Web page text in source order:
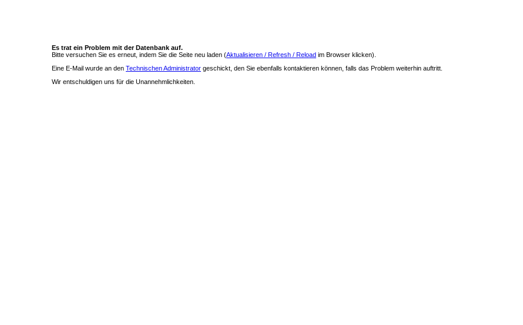
Es trat ein Problem mit der Datenbank auf.
Bitte versuchen Sie es erneut, indem Sie die Seite neu laden (Aktualisieren / Refresh / Reload im Browser klicken).
Eine E-Mail wurde an den Technischen Administrator geschickt, den Sie ebenfalls kontaktieren können, falls das Problem weiterhin auftritt.
Wir entschuldigen uns für die Unannehmlichkeiten.